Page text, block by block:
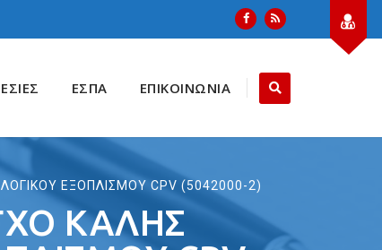
ΕΣΠΑ ΕΠΙΚΟΙΝΩΝΙΑ
ΕΞΟΠΛΙΣΜΟΥ CPV (5042000-2)
ΚΑΛΗΣ